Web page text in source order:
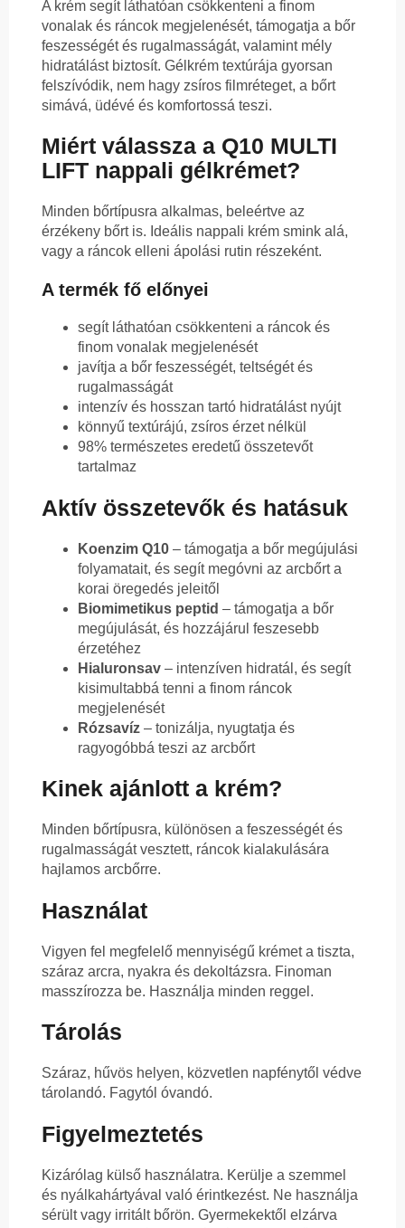
A krém segít láthatóan csökkenteni a finom
vonalak és ráncok megjelenését, támogatja a bőr
feszességét és rugalmasságát, valamint mély
hidratálást biztosít. Gélkrém textúrája gyorsan
felszívódik, nem hagy zsíros filmréteget, a bőrt
simává, üdévé és komfortossá teszi.
Miért válassza a Q10 MULTI
LIFT nappali gélkrémet?
Minden bőrtípusra alkalmas, beleértve az
érzékeny bőrt is. Ideális nappali krém smink alá,
vagy a ráncok elleni ápolási rutin részeként.
A termék fő előnyei
segít láthatóan csökkenteni a ráncok és
finom vonalak megjelenését
javítja a bőr feszességét, teltségét és
rugalmasságát
intenzív és hosszan tartó hidratálást nyújt
könnyű textúrájú, zsíros érzet nélkül
98% természetes eredetű összetevőt
tartalmaz
Aktív összetevők és hatásuk
Koenzim Q10 – támogatja a bőr megújulási
folyamatait, és segít megóvni az arcbőrt a
korai öregedés jeleitől
Biomimetikus peptid – támogatja a bőr
megújulását, és hozzájárul feszesebb
érzetéhez
Hialuronsav – intenzíven hidratál, és segít
kisimultabbá tenni a finom ráncok
megjelenését
Rózsavíz – tonizálja, nyugtatja és
ragyogóbbá teszi az arcbőrt
Kinek ajánlott a krém?
Minden bőrtípusra, különösen a feszességét és
rugalmasságát vesztett, ráncok kialakulására
hajlamos arcbőrre.
Használat
Vigyen fel megfelelő mennyiségű krémet a tiszta,
száraz arcra, nyakra és dekoltázsra. Finoman
masszírozza be. Használja minden reggel.
Tárolás
Száraz, hűvös helyen, közvetlen napfénytől védve
tárolandó. Fagytól óvandó.
Figyelmeztetés
Kizárólag külső használatra. Kerülje a szemmel
és nyálkahártyával való érintkezést. Ne használja
sérült vagy irritált bőrön. Gyermekektől elzárva